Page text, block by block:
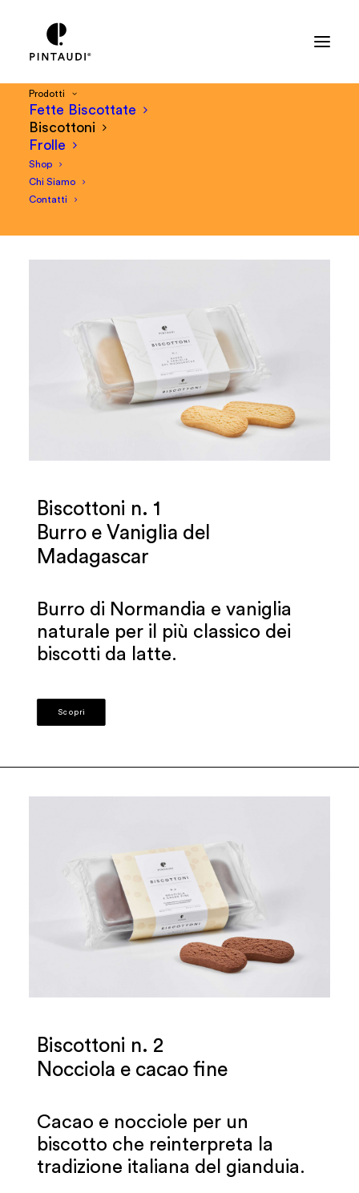
Prodotti
Fette Biscottate
Biscottoni
Frolle
Shop
Chi Siamo
Contatti
BISCOTTONI
Il grande biscotto da latte di una volta.
Semplice e generoso, rigorosamente da
Biscottoni n. 1
Burro e Vaniglia del
Madagascar
Burro di Normandia e vaniglia
naturale per il più classico dei
biscotti da latte.
Scopri
Biscottoni n. 2
Nocciola e cacao fine
Cacao e nocciole per un
biscotto che reinterpreta la
tradizione italiana del gianduia.